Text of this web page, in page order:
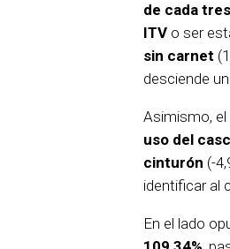
de cada
ITV o ser
sin carnet
desciende
Asimismo, el
uso del
cinturón (-
identificar al
En el lado